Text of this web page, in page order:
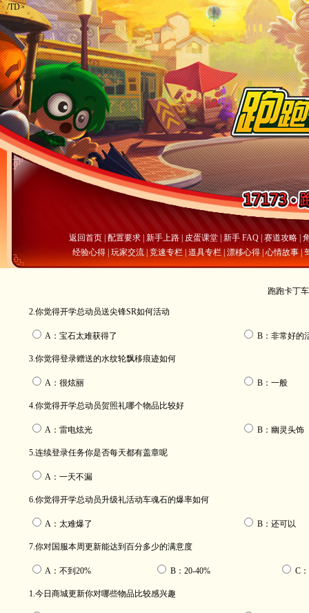
/TD>
返回首页 配置要求 新手上路 皮蛋课堂 新手 FAQ 赛道攻略
经验心得| 玩家交流| 竞速专栏|道具专栏|漂移心得|心情故事|
跑跑卡丁
2.你觉得开学总动员送尖锋SR如何活动
A：宝石太难获得了 B：非常好的
3.你觉得登录赠送的水纹轮飘移痕迹如何
A：很炫丽 B：一般
4.你觉得开学总动员贺照礼哪个物品比较好
A：雷电炫光 B：幽灵头饰
5.连续登录任务你是否每天都有盖章呢
A：一天不漏
6.你觉得开学总动员升级礼活动车魂石的爆率如何
A：太难爆了 B：还可以
7.你对国服本周更新能达到百分多少的满意度
A：不到20% B：20-40% C
1.今日商城更新你对哪些物品比较感兴趣